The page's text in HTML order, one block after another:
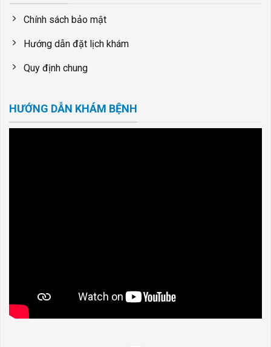
Chính sách bảo mật
Hướng dẫn đặt lịch khám
Quy định chung
HƯỚNG DẪN KHÁM BỆNH